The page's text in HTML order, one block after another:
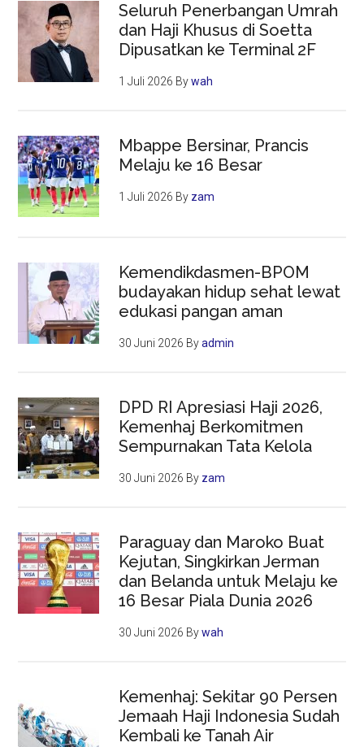
Seluruh Penerbangan Umrah
dan Haji Khusus di Soetta
Dipusatkan ke Terminal 2F
1 Juli 2026 Bywah
Mbappe Bersinar, Prancis
Melaju ke 16 Besar
1 Juli 2026 By zam
Kemendikdasmen-BPOM
budayakan hidup sehat lewat
edukasi pangan aman
30 Juni 2026 Byadmin
DPD RI Apresiasi Haji 2026,
Kemenhaj Berkomitmen
Sempurnakan Tata Kelola
30 Juni 2026 By zam
Paraguay dan Maroko Buat
Kejutan, Singkirkan Jerman
dan Belanda untuk Melaju ke
16 Besar Piala Dunia 2026
30 Juni 2026 Bywah
Kemenhaj: Sekitar 90 Persen
Jemaah Haji Indonesia Sudah
Kembali ke Tanah Air